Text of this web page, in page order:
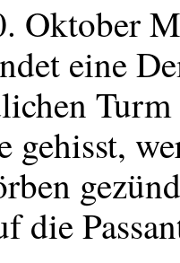
Oktober
eine
gehisst,
die